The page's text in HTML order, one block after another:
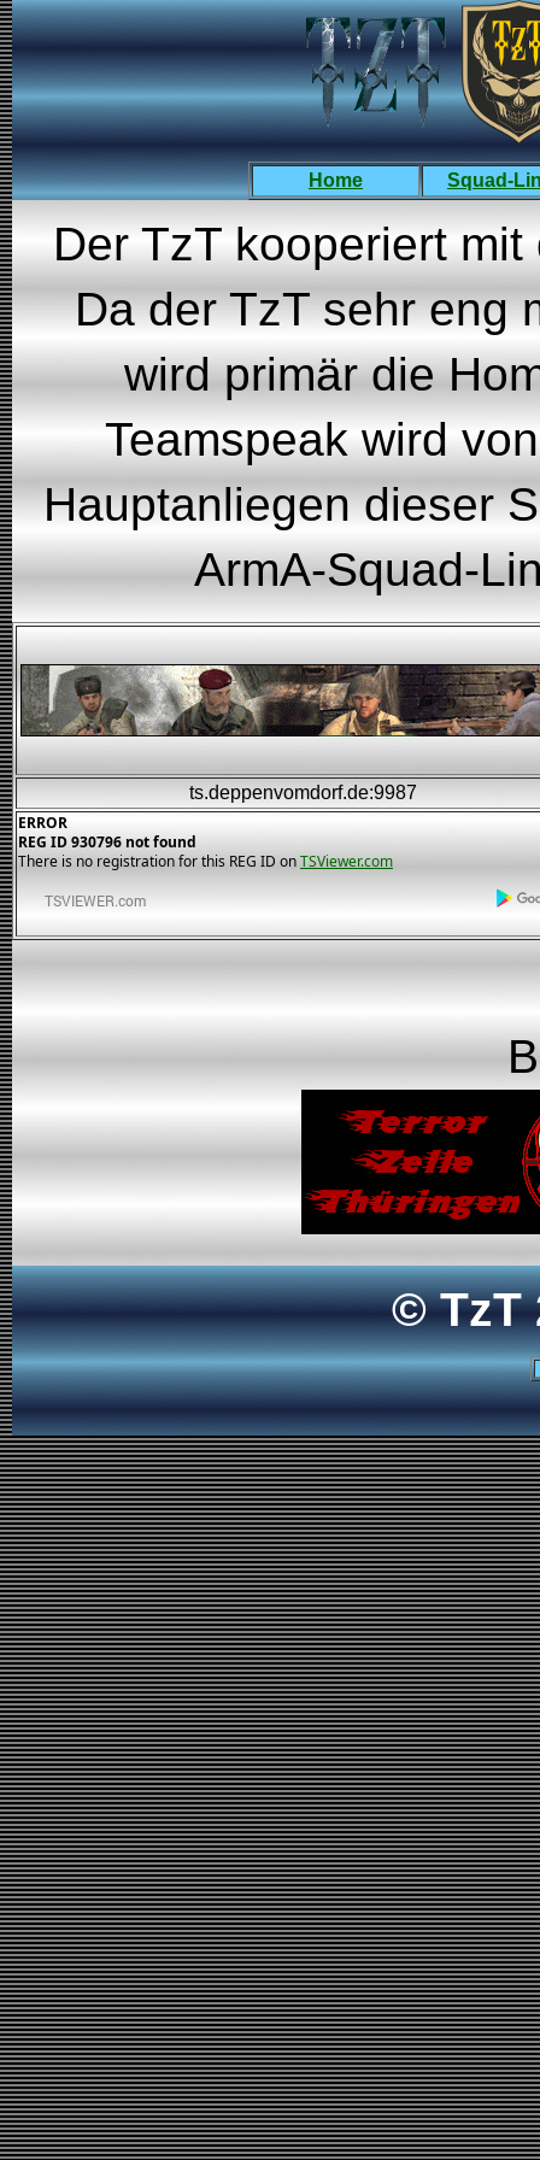
Home Squad-
Der TzT kooperiert
Da der TzT sehr eng
wird primär die
Teamspeak wird
Hauptanliegen dieser
ArmA-Squad-
ts.deppenvomdorf.de:9987
ERROR
REG ID 930796 not found
There is no registration for this REG ID onTSViewer.com
© TzT